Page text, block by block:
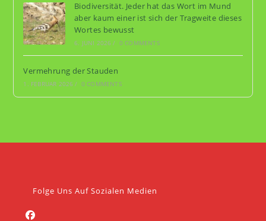
Biodiversität. Jeder hat das Wort im Mund
aber kaum einer ist sich der Tragweite dieses
Wortes bewusst
6. JUNI 2026 / 0 COMMENTS
Vermehrung der Stauden
1. FEBRUAR 2026 / 0 COMMENTS
Folge Uns Auf Sozialen Medien